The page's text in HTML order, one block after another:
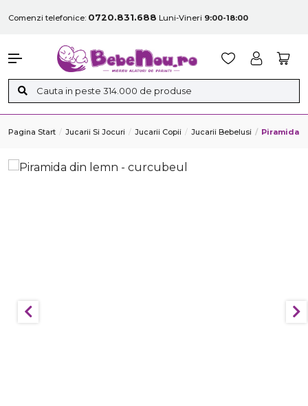
Comenzi telefonice: 0720.831.688 Luni-Vineri 9:00-18:00
Pagina Start Jucarii Si Jocuri Jucarii Copii Jucarii Bebelusi Piramida